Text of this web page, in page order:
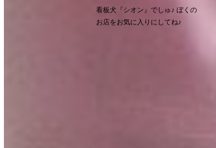
看板犬『シオン』でしゅ♪ ぼくの
お店をお気に入りにしてね♪